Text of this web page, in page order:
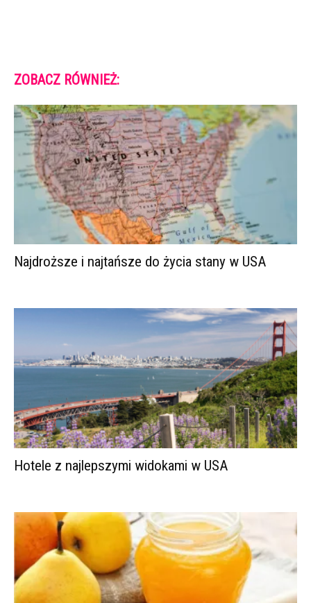
ZOBACZ RÓWNIEŻ:
Najdroższe i najtańsze do życia stany w USA
Hotele z najlepszymi widokami w USA